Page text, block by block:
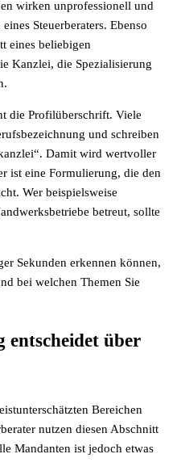
wirken unprofessionell und
Steuerberaters. Ebenso
eines beliebigen
Kanzlei, die Spezialisierung
die Profilüberschrift. Viele
und schreiben
Damit wird wertvoller
ist eine Formulierung, die den
Wer beispielsweise
betreut, sollte
Sekunden erkennen können,
bei welchen Themen Sie
entscheidet über
Bereichen
nutzen diesen Abschnitt
Mandanten ist jedoch etwas